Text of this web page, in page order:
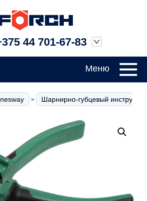
44 701-67-83
Меню
> Шарнирно-губцевый